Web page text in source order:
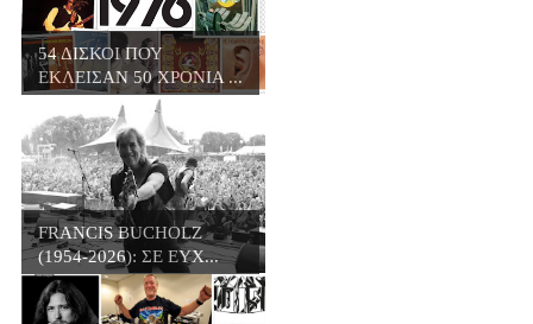
54 ΔΙΣΚΟΙ ΠΟΥ
ΕΚΛΕΙΣΑΝ 50 ΧΡΟΝΙΑ ...
FRANCIS BUCHOLZ
(1954-2026): ΣΕ ΕΥΧ...